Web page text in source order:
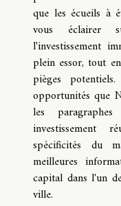
que les écueils à
vous éclairer
l'investissement
plein essor, tout
pièges
opportunités que
les
investissement
spécificités du
meilleures
capital dans l'un
ville.